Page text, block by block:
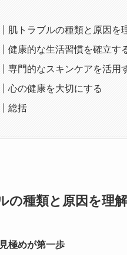
肌トラブルの種類と原因を
健康的な生活習慣を確立す
専門的なスキンケアを活用
心の健康を大切にする
総括
の種類と原因を理
極めが第一歩